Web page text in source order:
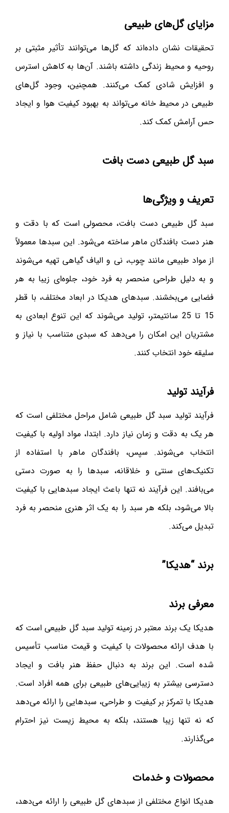
مزایای گل‌های طبیعی
تحقیقات نشان داده‌اند که گل‌ها می‌توانند تأثیر مثبتی بر
روحیه و محیط زندگی داشته باشند. آن‌ها به کاهش استرس
و افزایش شادی کمک می‌کنند. همچنین، وجود گل‌های
طبیعی در محیط خانه می‌تواند به بهبود کیفیت هوا و ایجاد
حس آرامش کمک کند.
سبد گل طبیعی دست بافت
تعریف و ویژگی‌ها
سبد گل طبیعی دست بافت، محصولی است که با دقت و
هنر دست بافندگان ماهر ساخته می‌شود. این سبدها معمولاً
از مواد طبیعی مانند چوب، نی و الیاف گیاهی تهیه می‌شوند
و به دلیل طراحی منحصر به فرد خود، جلوه‌ای زیبا به هر
فضایی می‌بخشند. سبدهای هدیکا در ابعاد مختلف، با قطر
15 تا 25 سانتیمتر، تولید می‌شوند که این تنوع ابعادی به
مشتریان این امکان را می‌دهد که سبدی متناسب با نیاز و
سلیقه خود انتخاب کنند.
فرآیند تولید
فرآیند تولید سبد گل طبیعی شامل مراحل مختلفی است که
هر یک به دقت و زمان نیاز دارد. ابتدا، مواد اولیه با کیفیت
انتخاب می‌شوند. سپس، بافندگان ماهر با استفاده از
تکنیک‌های سنتی و خلاقانه، سبدها را به صورت دستی
می‌بافند. این فرآیند نه تنها باعث ایجاد سبدهایی با کیفیت
بالا می‌شود، بلکه هر سبد را به یک اثر هنری منحصر به فرد
تبدیل می‌کند.
برند “هدیکا”
معرفی برند
هدیکا یک برند معتبر در زمینه تولید سبد گل طبیعی است که
با هدف ارائه محصولات با کیفیت و قیمت مناسب تأسیس
شده است. این برند به دنبال حفظ هنر بافت و ایجاد
دسترسی بیشتر به زیبایی‌های طبیعی برای همه افراد است.
هدیکا با تمرکز بر کیفیت و طراحی، سبدهایی را ارائه می‌دهد
که نه تنها زیبا هستند، بلکه به محیط زیست نیز احترام
می‌گذارند.
محصولات و خدمات
هدیکا انواع مختلفی از سبدهای گل طبیعی را ارائه می‌دهد،